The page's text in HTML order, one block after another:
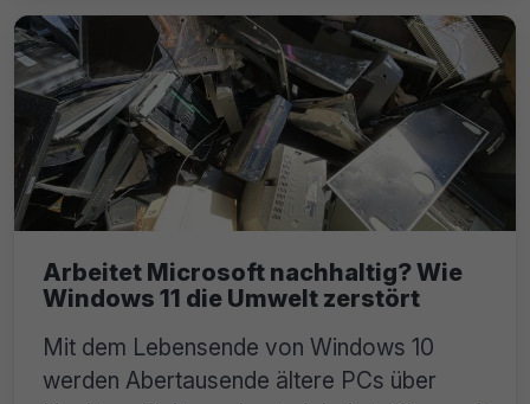
Arbeitet Microsoft nachhaltig? Wie
Windows 11 die Umwelt zerstört
Mit dem Lebensende von Windows 10
werden Abertausende ältere PCs über